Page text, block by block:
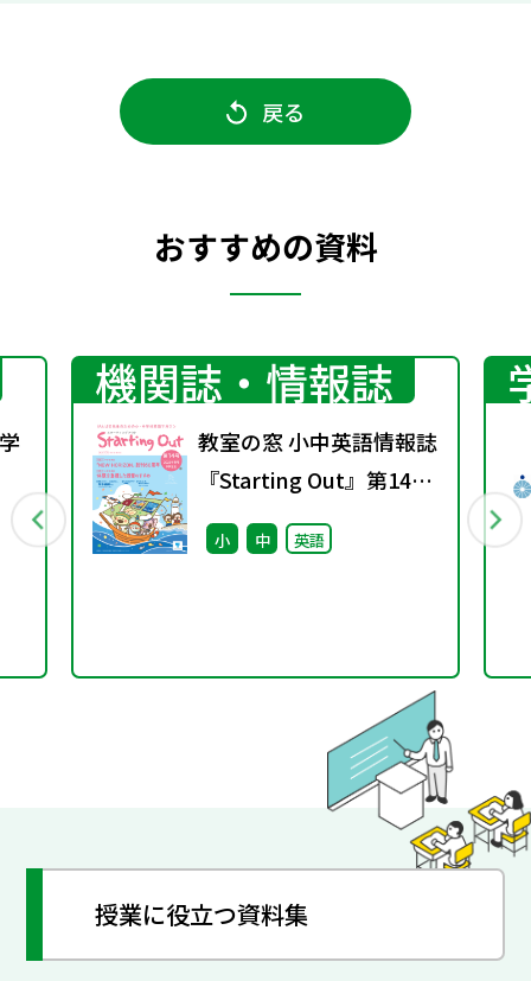
戻る
おすすめの資料
機関誌・情報誌
教室の窓 小中英語情報誌
『Starting Out』第14号
(2026年春号)
小 中 英語
授業に役立つ資料集